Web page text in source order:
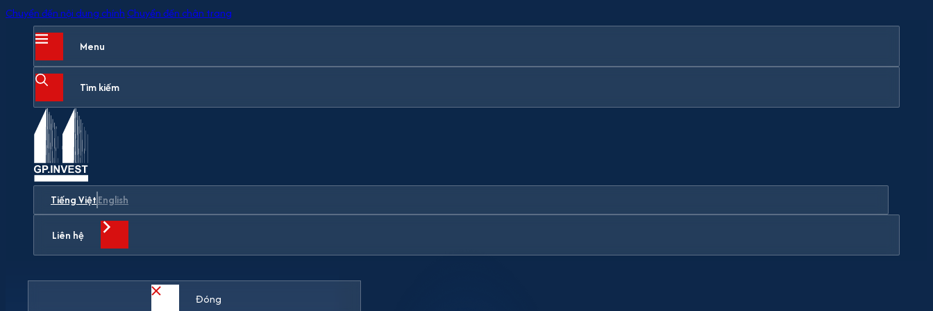
Chuyển đến nội dung chính Chuyển đến chân trang
Menu
Tìm kiếm
Tiếng ViệtEnglish
Liên hệ
Đóng